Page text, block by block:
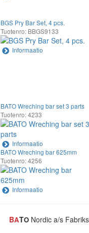
BGS Pry Bar Set, 4 pcs.
Tuotenro: BBGS9133
Informaatio
BATO Wreching bar set 3 parts
Tuotenro: 4233
Informaatio
BATO Wreching bar 625mm
Tuotenro: 4256
Informaatio
BATO Nordic a/s